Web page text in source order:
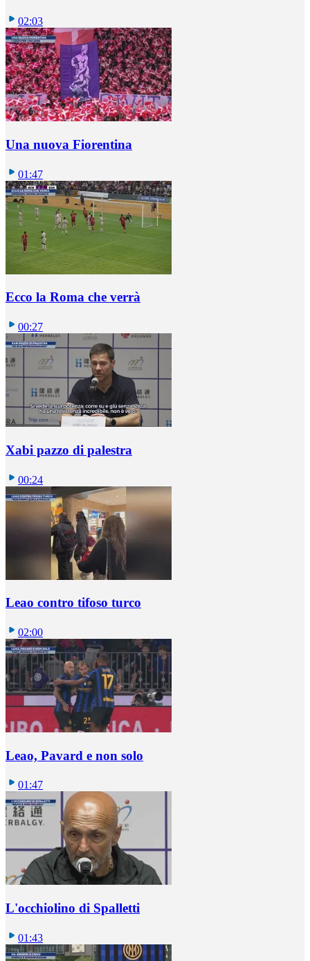
02:03
Una nuova Fiorentina
01:47
Ecco la Roma che verrà
00:27
Xabi pazzo di palestra
00:24
Leao contro tifoso turco
02:00
Leao, Pavard e non solo
01:47
L'occhiolino di Spalletti
01:43